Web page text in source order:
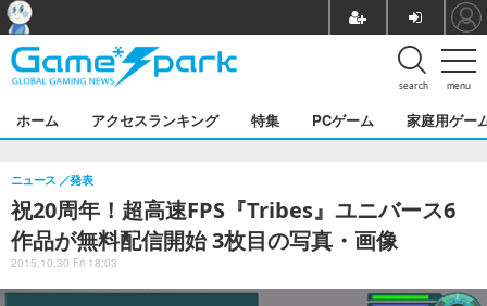
menu
search
ホーム アクセスランキング 特集 PCゲーム 家庭用ゲー
祝20周年！超高速FPS『Tribes』ユニバース6
作品が無料配信開始 3枚目の写真・画像
ニュース 発表
2015.10.30 Fri 18:03